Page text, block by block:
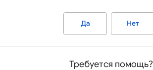
Да Нет
Требуется помощь?